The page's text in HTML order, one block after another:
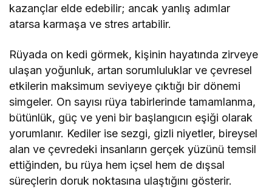
kazançlar elde edebilir; ancak yanlış adımlar
atarsa karmaşa ve stres artabilir.
Rüyada on kedi görmek, kişinin hayatında zirveye
ulaşan yoğunluk, artan sorumluluklar ve çevresel
etkilerin maksimum seviyeye çıktığı bir dönemi
simgeler. On sayısı rüya tabirlerinde tamamlanma,
bütünlük, güç ve yeni bir başlangıcın eşiği olarak
yorumlanır. Kediler ise sezgi, gizli niyetler, bireysel
alan ve çevredeki insanların gerçek yüzünü temsil
ettiğinden, bu rüya hem içsel hem de dışsal
süreçlerin doruk noktasına ulaştığını gösterir.